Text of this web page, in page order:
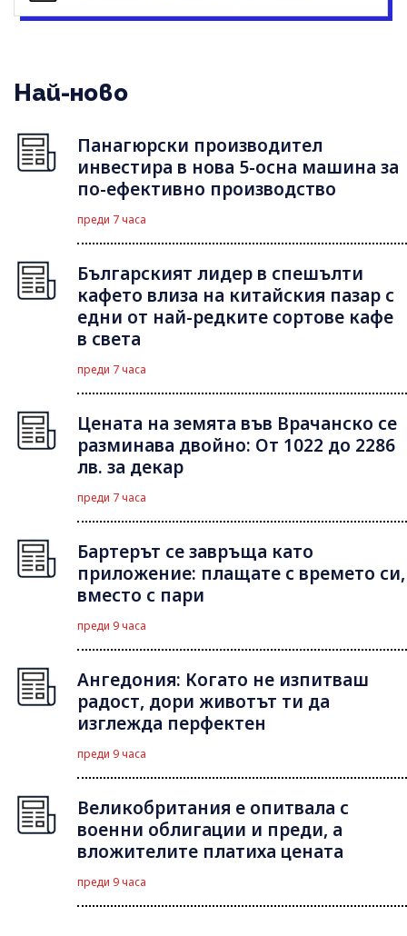
Най-ново
Панагюрски производител
инвестира в нова 5-осна машина за
по-ефективно производство
преди 7 часа
Българският лидер в спешълти
кафето влиза на китайския пазар с
едни от най-редките сортове кафе
в света
преди 7 часа
Цената на земята във Врачанско се
разминава двойно: От 1022 до 2286
лв. за декар
преди 7 часа
Бартерът се завръща като
приложение: плащате с времето си,
вместо с пари
преди 9 часа
Ангедония: Когато не изпитваш
радост, дори животът ти да
изглежда перфектен
преди 9 часа
Великобритания е опитвала с
военни облигации и преди, а
вложителите платиха цената
преди 9 часа